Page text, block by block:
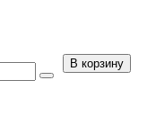
В корзину